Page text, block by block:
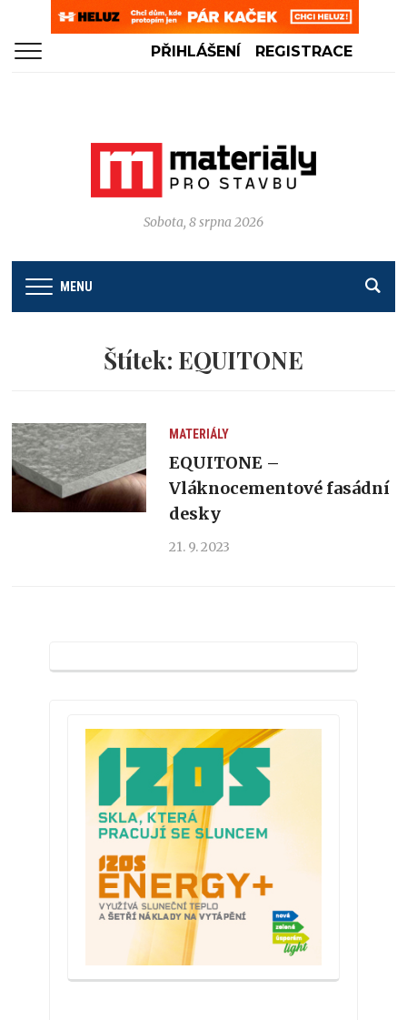
PŘIHLÁŠENÍ REGISTRACE
Sobota, 8 srpna 2026
MENU
Štítek: EQUITONE
MATERIÁLY
EQUITONE –
Vláknocementové fasádní
desky
21. 9. 2023